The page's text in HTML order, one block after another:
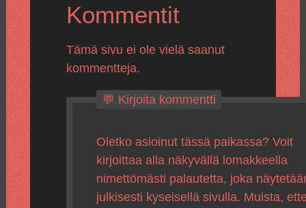
Kommentit
Tämä sivu ei ole vielä saanut
kommentteja.
💬 Kirjoita kommentti
Oletko asioinut tässä paikassa? Voit
kirjoittaa alla näkyvällä lomakkeella
nimettömästi palautetta, joka
julkisesti kyseisellä sivulla. Muista,